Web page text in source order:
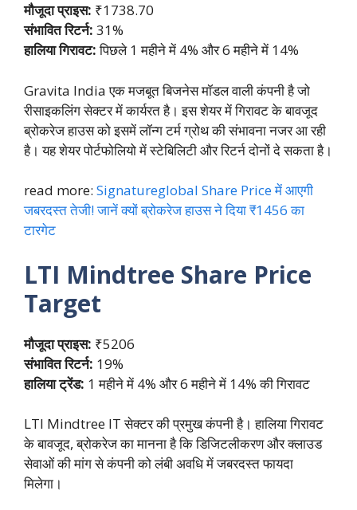
मौजूदा प्राइस: ₹1738.70
संभावित रिटर्न: 31%
हालिया गिरावट:पिछले 1 महीने में 4% और 6 महीने में 14%
Gravita India एक मजबूत बिजनेस मॉडल वाली कंपनी है जो
रीसाइकलिंग सेक्टर में कार्यरत है। इस शेयर में गिरावट के बावजूद
ब्रोकरेज हाउस को इसमें लॉन्ग टर्म ग्रोथ की संभावना नजर आ रही
है। यह शेयर पोर्टफोलियो में स्टेबिलिटी और रिटर्न दोनों दे सकता है।
read more: Signatureglobal Share Price में आएगी
जबरदस्त तेजी! जानें क्यों ब्रोकरेज हाउस ने दिया ₹1456 का
टारगेट
LTI Mindtree Share Price
Target
मौजूदा प्राइस: ₹5206
संभावित रिटर्न: 19%
हालिया ट्रेंड: 1 महीने में 4% और 6 महीने में 14% की गिरावट
LTI Mindtree IT सेक्टर की प्रमुख कंपनी है। हालिया गिरावट
के बावजूद, ब्रोकरेज का मानना है कि डिजिटलीकरण और क्लाउड
सेवाओं की मांग से कंपनी को लंबी अवधि में जबरदस्त फायदा
मिलेगा।